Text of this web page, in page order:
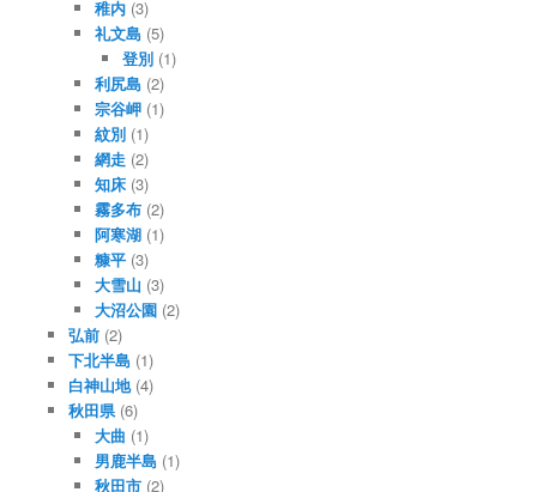
稚内 (3)
礼文島 (5)
登別(1)
利尻島 (2)
宗谷岬 (1)
紋別 (1)
網走 (2)
知床 (3)
霧多布 (2)
阿寒湖 (1)
糠平 (3)
大雪山 (3)
大沼公園 (2)
弘前(2)
下北半島(1)
白神山地(4)
秋田県(6)
大曲 (1)
男鹿半島 (1)
秋田市 (2)